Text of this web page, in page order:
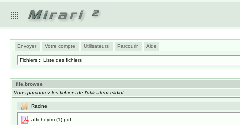
Envoyer Votre compte Utilisateurs Parcourir Aide
Fichiers :: Liste des fichiers
file.browse
Vous parcourez les fichiers de l'utilisateur elidiot.
Racine
afficheytm (1).pdf